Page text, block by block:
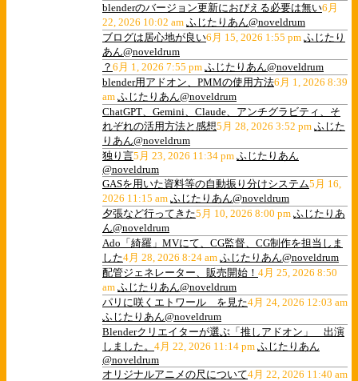
blenderのバージョン更新におびえる必要は無い6月
22, 2026 10:02 am ふじたりあん@noveldrum
ブログは居心地が良い6月 15, 2026 1:55 pm ふじたり
あん@noveldrum
？ 6月 1, 2026 7:55 pm ふじたりあん@noveldrum
blender用アドオン、PMMの使用方法6月 1, 2026 8:39
am ふじたりあん@noveldrum
ChatGPT、Gemini、Claude、アンチグラビティ、そ
れぞれの活用方法と感想5月 28, 2026 3:52 pm ふじた
りあん@noveldrum
独り言5月 23, 2026 11:34 pm ふじたりあん
@noveldrum
GASを用いた資料等の自動振り分けシステム5月 16,
2026 11:15 am ふじたりあん@noveldrum
夕張など行ってきた5月 10, 2026 8:00 pm ふじたりあ
ん@noveldrum
Ado「綺羅」MVにて、CG監督、CG制作を担当しま
した4月 28, 2026 8:24 am ふじたりあん@noveldrum
配管ジェネレーター、販売開始！ 4月 25, 2026 8:50
am ふじたりあん@noveldrum
パリに咲くエトワール を見た4月 24, 2026 12:03 am
ふじたりあん@noveldrum
Blenderクリエイターが選ぶ「推しアドオン」 出演
しました。 4月 22, 2026 11:14 pm ふじたりあん
@noveldrum
オリジナルアニメの尺について4月 22, 2026 11:40 am